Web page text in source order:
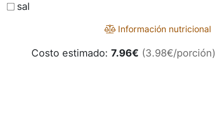
sal
Información nutricional
Costo estimado: 7.96€ (3.98€/porción)